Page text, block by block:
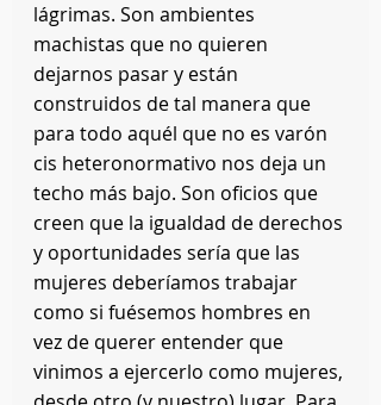
lágrimas. Son ambientes
machistas que no quieren
dejarnos pasar y están
construidos de tal manera que
para todo aquél que no es varón
cis heteronormativo nos deja un
techo más bajo. Son oficios que
creen que la igualdad de derechos
y oportunidades sería que las
mujeres deberíamos trabajar
como si fuésemos hombres en
vez de querer entender que
vinimos a ejercerlo como mujeres,